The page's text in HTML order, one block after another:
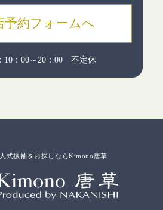
予約フォームへ
10：00～20：00 不定休
式振袖をお探しならKimono唐草